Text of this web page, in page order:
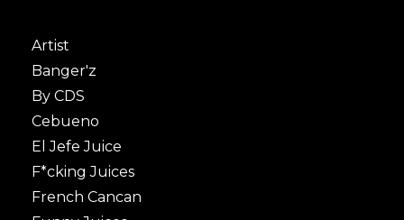
Artist
Banger'z
By CDS
Cebueno
El Jefe Juice
F*cking Juices
French Cancan